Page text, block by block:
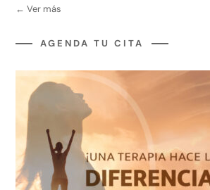
Ver más
AGENDA TU CITA